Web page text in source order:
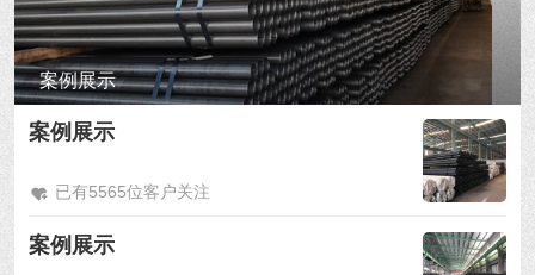
案例展示
案例展示
已有5565位客户关注
案例展示